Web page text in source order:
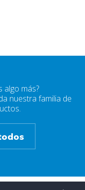
algo más?
nuestra familia de